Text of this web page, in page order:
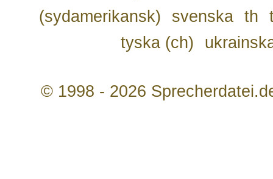
(sydamerikansk)
svenska th
tyska (ch)
© 1998 - 2026